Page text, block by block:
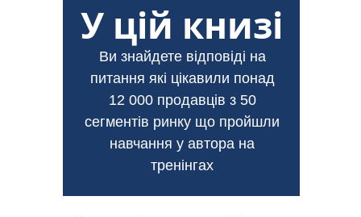
У цій книзі
Ви знайдете відповіді на
питання які цікавили понад
12 000 продавців з 50
сегментів ринку що пройшли
навчання у автора на
тренінгах